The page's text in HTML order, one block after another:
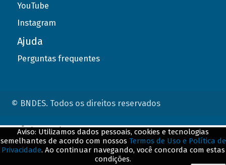
YouTube
Instagram
Ajuda
Perguntas frequentes
© BNDES. Todos os direitos reservados
Aviso: Utilizamos dados pessoais, cookies e tecnologias
semelhantes de acordo com nossos Termos de Uso e Política de
Privacidade. Ao continuar navegando, você concorda com estas
condições.
ConteÃºdo complementar
${title}${badge}